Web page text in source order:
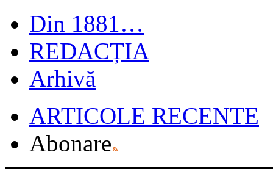
Din 1881…
REDACȚIA
Arhivă
ARTICOLE RECENTE
Abonare